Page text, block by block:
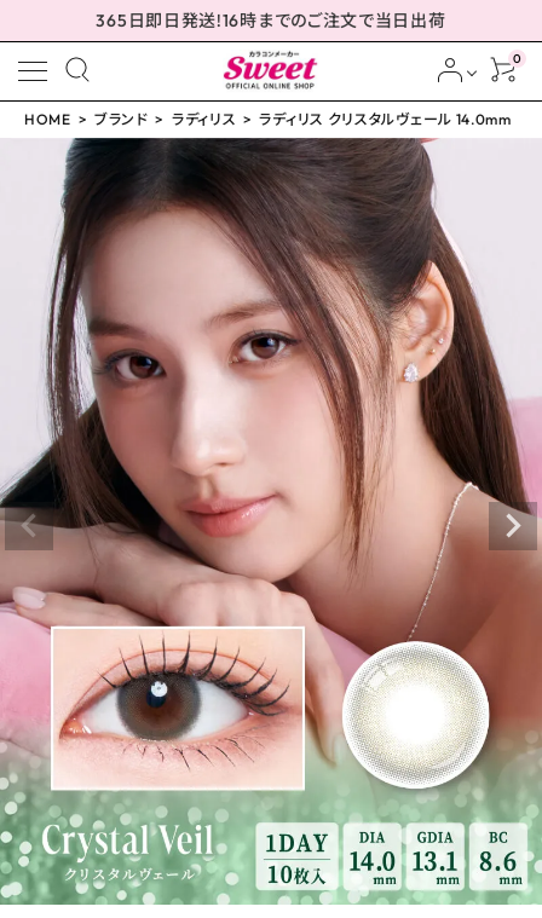
365日即日発送!16時までのご注文で当日出荷
0
meeting_room ログイン person 会員登録
ラディリス クリスタルヴ
ェール 14.0mm
¥1,760 (税込)
配送方法について
発送について
お支払い方法について
お買い物ガイド
お問い合わせ
よくあるご質問
HOME ブランド ラディリス ラディリス クリスタルヴェール 14.0mm